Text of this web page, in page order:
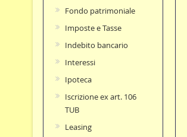
Fondo patrimoniale
Imposte e Tasse
Indebito bancario
Interessi
Ipoteca
Iscrizione ex art. 106
TUB
Leasing